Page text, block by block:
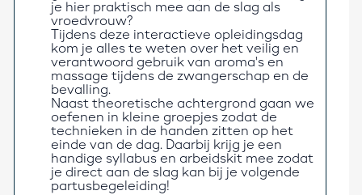
je hier praktisch mee aan de slag als
vroedvrouw?
Tijdens deze interactieve opleidingsdag
kom je alles te weten over het veilig en
verantwoord gebruik van aroma's en
massage tijdens de zwangerschap en de
bevalling.
Naast theoretische achtergrond gaan we
oefenen in kleine groepjes zodat de
technieken in de handen zitten op het
einde van de dag. Daarbij krijg je een
handige syllabus en arbeidskit mee zodat
je direct aan de slag kan bij je volgende
partusbegeleiding!